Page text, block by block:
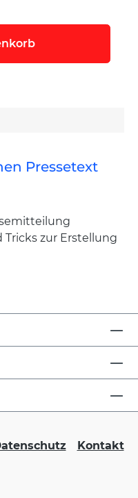
Pressetext
zur Erstellung
Kontakt